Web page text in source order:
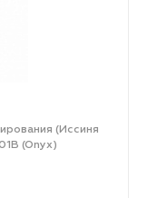
(Иссиня
(Onyx)